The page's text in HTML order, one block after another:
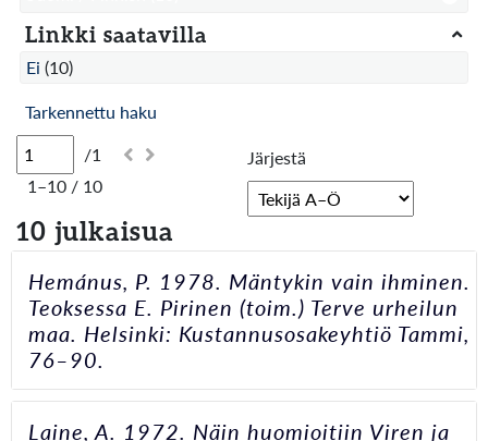
/1
1–10 / 10
Järjestä
10 julkaisua
Hemánus, P. 1978. Mäntykin vain ihminen.
Teoksessa E. Pirinen (toim.) Terve urheilun
maa. Helsinki: Kustannusosakeyhtiö Tammi,
76–90.
Laine, A. 1972. Näin huomioitiin Viren ja
Linkki saatavilla
Ei (10)
Tarkennettu haku